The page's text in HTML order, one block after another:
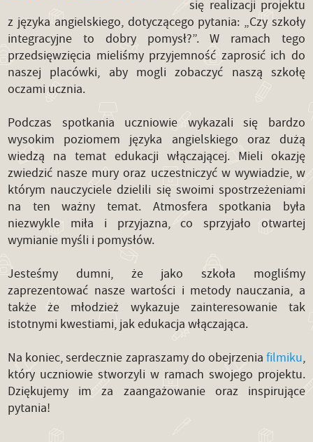
się realizacji projektu
z języka angielskiego, dotyczącego pytania: „Czy szkoły
integracyjne to dobry pomysł?”. W ramach tego
przedsięwzięcia mieliśmy przyjemność zaprosić ich do
naszej placówki, aby mogli zobaczyć naszą szkołę
oczami ucznia.
Podczas spotkania uczniowie wykazali się bardzo
wysokim poziomem języka angielskiego oraz dużą
wiedzą na temat edukacji włączającej. Mieli okazję
zwiedzić nasze mury oraz uczestniczyć w wywiadzie, w
którym nauczyciele dzielili się swoimi spostrzeżeniami
na ten ważny temat. Atmosfera spotkania była
niezwykle miła i przyjazna, co sprzyjało otwartej
wymianie myśli i pomysłów.
Jesteśmy dumni, że jako szkoła mogliśmy
zaprezentować nasze wartości i metody nauczania, a
także że młodzież wykazuje zainteresowanie tak
istotnymi kwestiami, jak edukacja włączająca.
Na koniec, serdecznie zapraszamy do obejrzenia filmiku,
który uczniowie stworzyli w ramach swojego projektu.
Dziękujemy im za zaangażowanie oraz inspirujące
pytania!